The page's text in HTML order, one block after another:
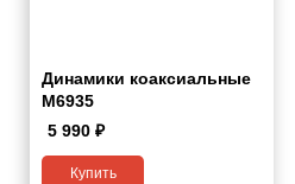
Динамики коаксиальные
M6935
5 990 ₽
Купить